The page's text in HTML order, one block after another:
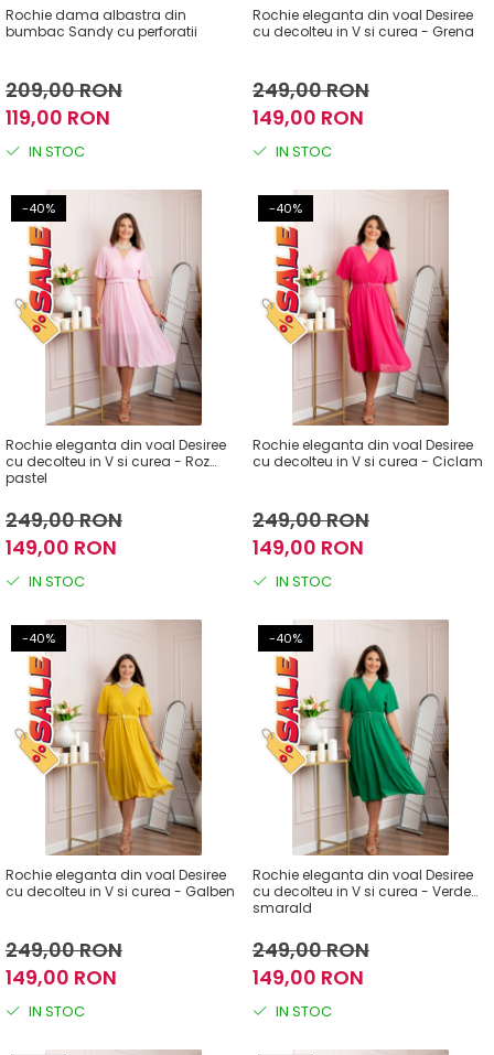
Rochie dama albastra din
bumbac Sandy cu perforatii
209,00 RON
119,00 RON
IN STOC
Rochie eleganta din voal Desiree
cu decolteu in V si curea - Grena
249,00 RON
149,00 RON
IN STOC
-40%
Rochie eleganta din voal Desiree
cu decolteu in V si curea - Roz
pastel
249,00 RON
149,00 RON
IN STOC
-40%
Rochie eleganta din voal Desiree
cu decolteu in V si curea - Ciclam
249,00 RON
149,00 RON
IN STOC
-40%
Rochie eleganta din voal Desiree
cu decolteu in V si curea - Galben
249,00 RON
149,00 RON
IN STOC
-40%
Rochie eleganta din voal Desiree
cu decolteu in V si curea - Verde
smarald
249,00 RON
149,00 RON
IN STOC